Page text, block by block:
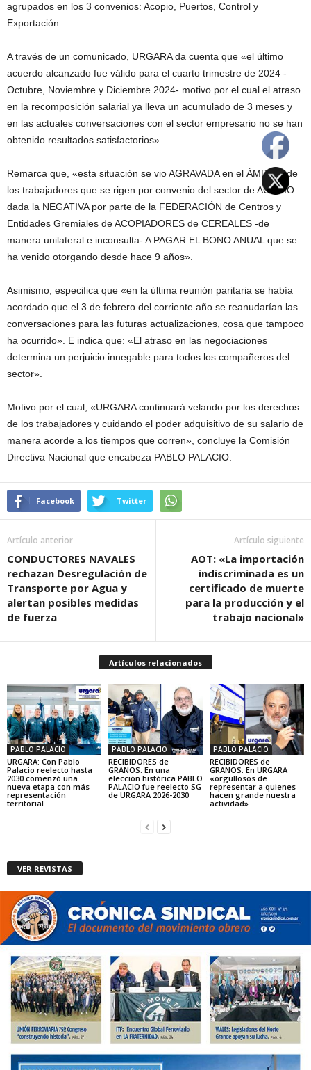
agrupados en los 3 convenios: Acopio, Puertos, Control y
Exportación.
A través de un comunicado, URGARA da cuenta que «el último
acuerdo alcanzado fue válido para el cuarto trimestre de 2024 -
Octubre, Noviembre y Diciembre 2024- motivo por el cual el atraso
en la recomposición salarial ya lleva un acumulado de 3 meses y
en las actuales conversaciones con el sector empresario no se han
obtenido resultados satisfactorios».
Remarca que, «esta situación se vio AGRAVADA en el ÁMBITO de
los trabajadores que se rigen por convenio del sector de ACOPIO
dada la NEGATIVA por parte de la FEDERACIÓN de Centros y
Entidades Gremiales de ACOPIADORES de CEREALES -de
manera unilateral e inconsulta- A PAGAR EL BONO ANUAL que se
ha venido otorgando desde hace 9 años».
Asimismo, especifica que «en la última reunión paritaria se había
acordado que el 3 de febrero del corriente año se reanudarían las
conversaciones para las futuras actualizaciones, cosa que tampoco
ha ocurrido». E indica que: «El atraso en las negociaciones
determina un perjuicio innegable para todos los compañeros del
sector».
Motivo por el cual, «URGARA continuará velando por los derechos
de los trabajadores y cuidando el poder adquisitivo de su salario de
manera acorde a los tiempos que corren», concluye la Comisión
Directiva Nacional que encabeza PABLO PALACIO.
Facebook Twitter
Artículo anterior
CONDUCTORES NAVALES
rechazan Desregulación de
Transporte por Agua y
alertan posibles medidas
de fuerza
Artículo siguiente
AOT: «La importación
indiscriminada es un
certificado de muerte
para la producción y el
trabajo nacional»
Artículos relacionados
PABLO PALACIO
URGARA: Con Pablo
Palacio reelecto hasta
2030 comenzó una
nueva etapa con más
representación
territorial
PABLO PALACIO
RECIBIDORES de
GRANOS: En una
elección histórica PABLO
PALACIO fue reelecto SG
de URGARA 2026-2030
PABLO PALACIO
RECIBIDORES de
GRANOS: En URGARA
«orgullosos de
representar a quienes
hacen grande nuestra
actividad»
VER REVISTAS